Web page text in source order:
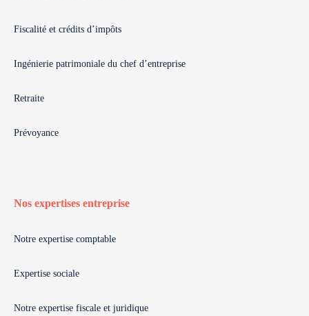
Fiscalité et crédits d’impôts
Ingénierie patrimoniale du chef d’entreprise
Retraite
Prévoyance
Nos expertises entreprise
Notre expertise comptable
Expertise sociale
Notre expertise fiscale et juridique